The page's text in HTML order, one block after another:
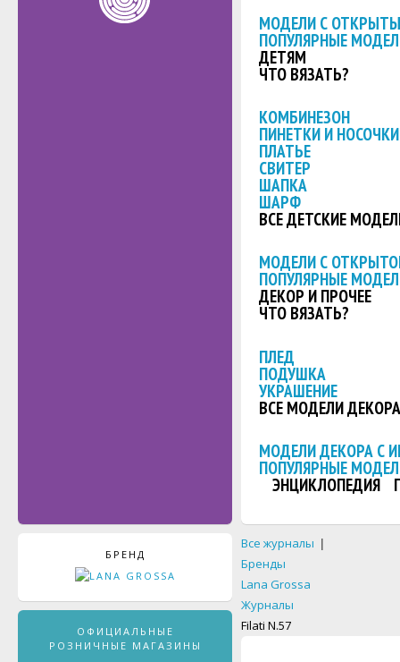
МОДЕЛИ С
ПОПУЛЯРНЫЕ
ДЕТЯМ
ЧТО ВЯЗАТЬ?
КОМБИНЕЗОН
ПИНЕТКИ И НОСОЧКИ
ПЛАТЬЕ
СВИТЕР
ШАПКА
ШАРФ
ВСЕ ДЕТСКИЕ
МОДЕЛИ С
ПОПУЛЯРНЫЕ
ДЕКОР И ПРОЧЕЕ
ЧТО ВЯЗАТЬ?
ПЛЕД
ПОДУШКА
УКРАШЕНИЕ
ВСЕ МОДЕЛИ ДЕКОРА
МОДЕЛИ ДЕКОРА С
ПОПУЛЯРНЫЕ
ЭНЦИКЛОПЕДИЯ
БРЕНД
ОФИЦИАЛЬНЫЕ
РОЗНИЧНЫЕ МАГАЗИНЫ
Все журналы |
Бренды
Lana Grossa
Журналы
Filati N.57